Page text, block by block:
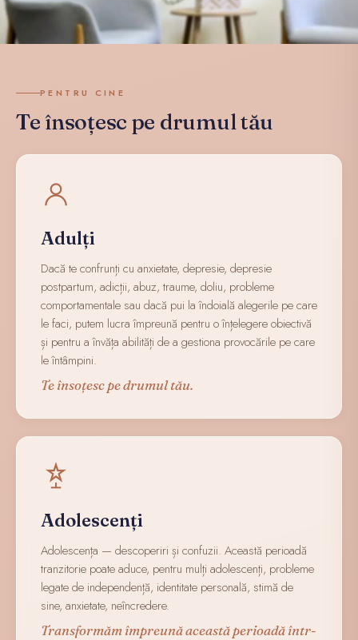
PENTRU CINE
Te însoțesc pe drumul tău
Adulți
Dacă te confrunți cu anxietate, depresie, depresie
postpartum, adicții, abuz, traume, doliu, probleme
comportamentale sau dacă pui la îndoială alegerile pe care
le faci, putem lucra împreună pentru o înțelegere obiectivă
și pentru a învăța abilități de a gestiona provocările pe care
le întâmpini.
Te însoțesc pe drumul tău.
Adolescenți
Adolescența — descoperiri și confuzii. Această perioadă
tranzitorie poate aduce, pentru mulți adolescenți, probleme
legate de independență, identitate personală, stimă de
sine, anxietate, neîncredere.
Transformăm împreună această perioadă într-